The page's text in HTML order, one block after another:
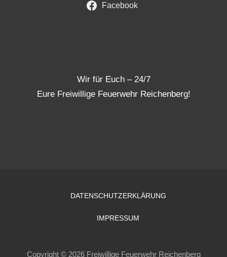
Facebook
Wir für Euch – 24/7
Eure Freiwillige Feuerwehr Reichenberg!
DATENSCHUTZERKLÄRUNG
IMPRESSUM
Copyright © 2026 Freiwillige Feuerwehr Reichenberg